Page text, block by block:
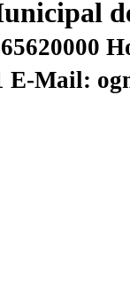
E-Mail: